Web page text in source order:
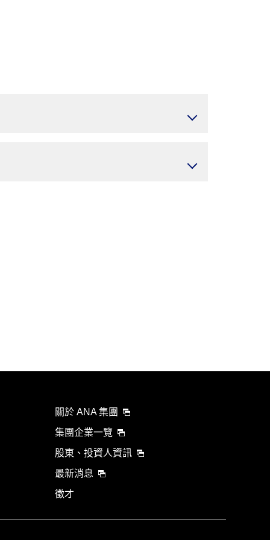
關於 ANA 集團
集團企業一覽
股東、投資人資訊
最新消息
徵才